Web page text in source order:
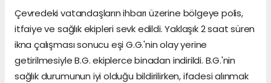
Çevredeki vatandaşların ihbarı üzerine bölgeye polis,
itfaiye ve sağlık ekipleri sevk edildi. Yaklaşık 2 saat süren
ikna çalışması sonucu eşi G.G.'nin olay yerine
getirilmesiyle B.G. ekiplerce binadan indirildi. B.G.'nin
sağlık durumunun iyi olduğu bildirilirken, ifadesi alınmak